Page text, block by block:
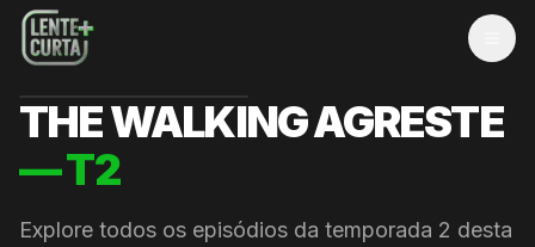
THE WALKING AGRESTE
— T2
Explore todos os episódios da temporada 2 desta